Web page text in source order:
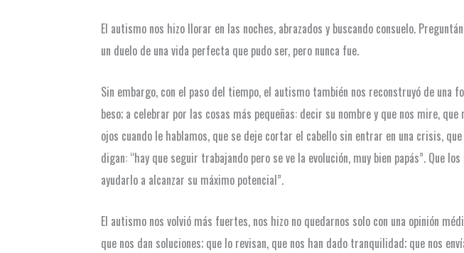
El autismo nos hizo llorar en las noches, abrazados y buscando consuelo.
un duelo de una vida perfecta que pudo ser, pero nunca fue.
Sin embargo, con el paso del tiempo, el autismo también nos reconstruyó de
beso; a celebrar por las cosas más pequeñas: decir su nombre y que nos mire,
ojos cuando le hablamos, que se deje cortar el cabello sin entrar en una crisis,
digan: “hay que seguir trabajando pero se ve la evolución, muy bien papás”. Que
ayudarlo a alcanzar su máximo potencial”.
El autismo nos volvió más fuertes, nos hizo no quedarnos solo con una opinión
que nos dan soluciones; que lo revisan, que nos han dado tranquilidad; que nos